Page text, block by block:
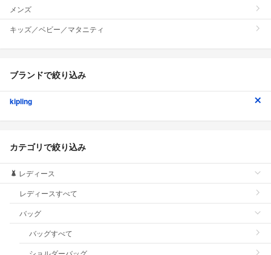
メンズ
キッズ／ベビー／マタニティ
ブランドで絞り込み
kipling
カテゴリで絞り込み
レディース
レディースすべて
バッグ
バッグすべて
ショルダーバッグ